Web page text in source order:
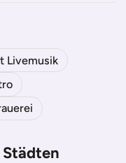
Livemusik
Städten